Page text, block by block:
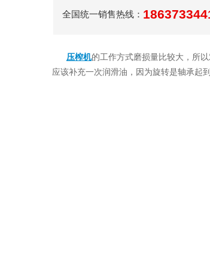
全国统一销售热线：
压榨机的工作方式磨损量比较大，所
应该补充一次润滑油，因为旋转是轴承起到顺